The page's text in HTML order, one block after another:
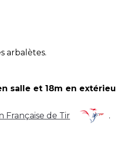
arbalètes.
salle et 18m en extérieu
Française de Tir .